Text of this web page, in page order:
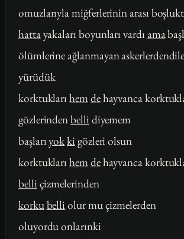
omuzlarıyla miğferlerinin arası
hattayakaları boyunları vardı ama
ölümlerine ağlanmayan
yürüdük
korktuklarıhemdehayvanca
gözlerindenbelli diyemem
başlarıyokki gözleri olsun
korktuklarıhemdehayvanca
belli çizmelerinden
korkubelli olur mu çizmelerden
oluyordu onlarınki